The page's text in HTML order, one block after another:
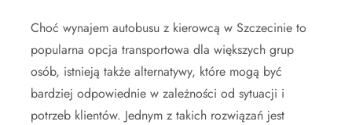
Choć wynajem autobusu z kierowcą w Szczecinie to
popularna opcja transportowa dla większych grup
osób, istnieją także alternatywy, które mogą być
bardziej odpowiednie w zależności od sytuacji i
potrzeb klientów. Jednym z takich rozwiązań jest